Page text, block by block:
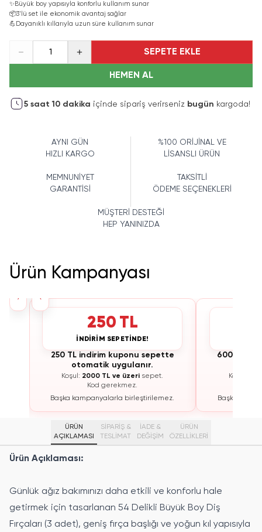
✨ Büyük boy yapısıyla konforlu kullanım sunar
📦3’lü set ile ekonomik avantaj sağlar
💪 Dayanıklı kıllarıyla uzun süre kullanım sunar
1 SEPETE EKLE
HEMEN AL
5 saat 10 dakika içinde sipariş verirseniz bugün kargoda!
AYNI GÜN
HIZLI KARGO
%100 ORİJİNAL VE
LİSANSLI ÜRÜN
MEMNUNİYET
GARANTİSİ
TAKSİTLİ
ÖDEME SEÇENEKLERİ
MÜŞTERİ DESTEĞİ
HEP YANINIZDA
Ürün Kampanyası
‹
›
250 TL
İNDİRİM SEPETİNDE!
250 TL indirim kuponu sepette
otomatik uygulanır.
Koşul: 2000 TL ve üzeri sepet.
Kod gerekmez.
Başka kampanyalarla birleştirilemez.
600 TL
Koşul:
Başka
ÜRÜN
AÇIKLAMASI
SİPARİŞ &
TESLİMAT
İADE &
DEĞİŞİM
ÜRÜN
ÖZELLIKLERI
Ürün Açıklaması:
Günlük ağız bakımınızı daha etkili ve konforlu hale
getirmek için tasarlanan 54 Delikli Büyük Boy Diş
Fırçaları (3 adet), geniş fırça başlığı ve yoğun kıl yapısıyla